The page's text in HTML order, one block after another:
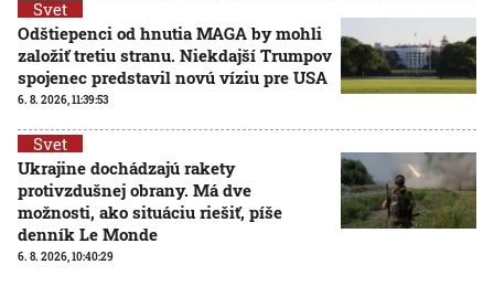
Svet
Odštiepenci od hnutia MAGA by mohli
založiť tretiu stranu. Niekdajší Trumpov
spojenec predstavil novú víziu pre USA
6. 8. 2026, 11:39:53
Svet
Ukrajine dochádzajú rakety
protivzdušnej obrany. Má dve
možnosti, ako situáciu riešiť, píše
denník Le Monde
6. 8. 2026, 10:40:29